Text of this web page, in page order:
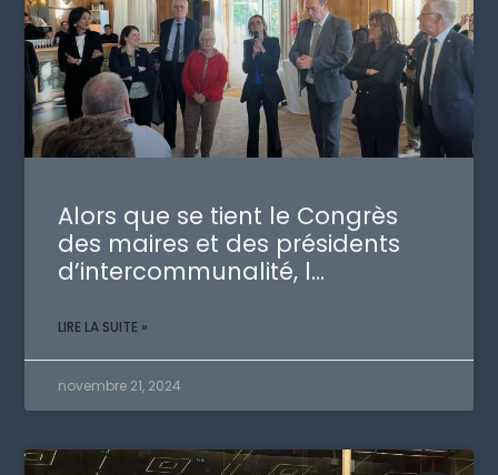
Alors que se tient le Congrès
des maires et des présidents
d’intercommunalité, l…
LIRE LA SUITE »
novembre 21, 2024